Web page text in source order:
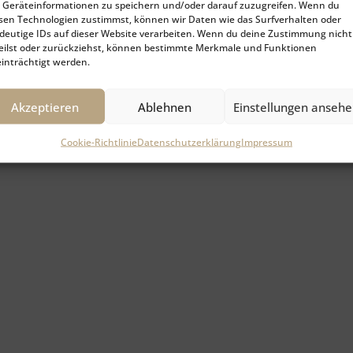
Geräteinformationen zu speichern und/oder darauf zuzugreifen. Wenn du
Technologien zustimmst, können wir Daten wie das Surfverhalten oder
IDs auf dieser Website verarbeiten. Wenn du deine Zustimmung nicht
oder zurückziehst, können bestimmte Merkmale und Funktionen
werden.
Akzeptieren Ablehnen Einstellungen
Cookie-RichtlinieDatenschutzerklärungImpressum